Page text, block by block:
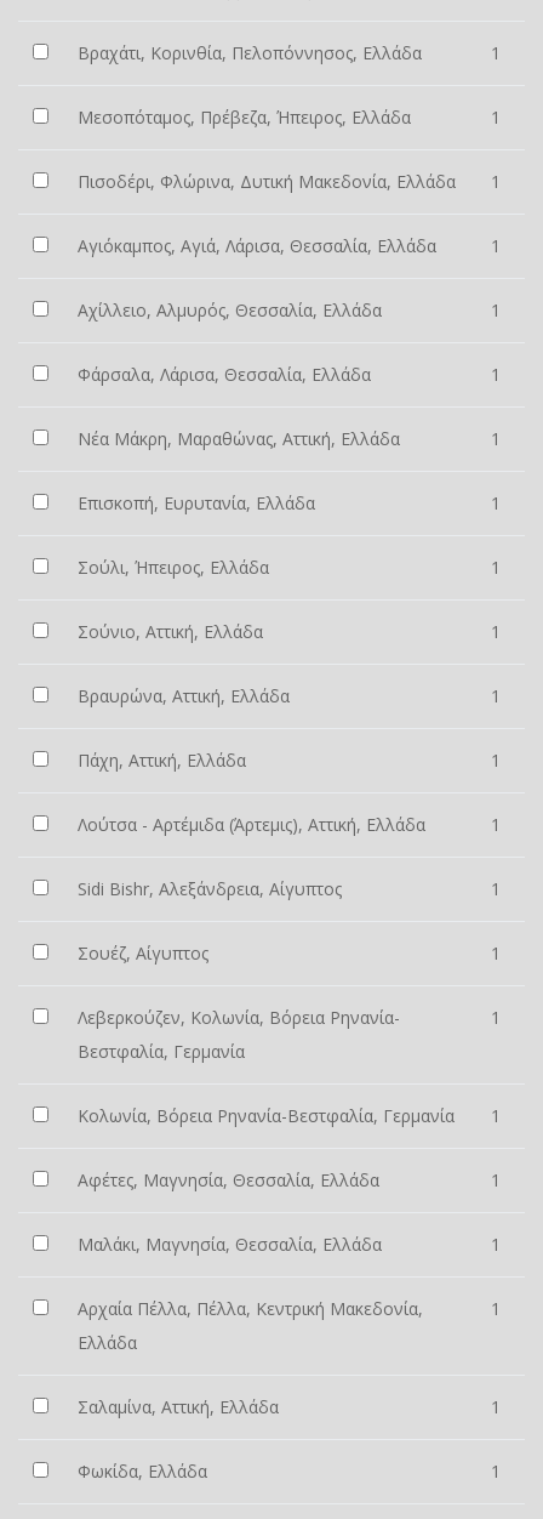
Βραχάτι, Κορινθία, Πελοπόννησος, Ελλάδα 1
Μεσοπόταμος, Πρέβεζα, Ήπειρος, Ελλάδα 1
Πισοδέρι, Φλώρινα, Δυτική Μακεδονία, Ελλάδα 1
Αγιόκαμπος, Αγιά, Λάρισα, Θεσσαλία, Ελλάδα 1
Αχίλλειο, Αλμυρός, Θεσσαλία, Ελλάδα 1
Φάρσαλα, Λάρισα, Θεσσαλία, Ελλάδα 1
Νέα Μάκρη, Μαραθώνας, Αττική, Ελλάδα 1
Επισκοπή, Ευρυτανία, Ελλάδα 1
Σούλι, Ήπειρος, Ελλάδα 1
Σούνιο, Αττική, Ελλάδα 1
Βραυρώνα, Αττική, Ελλάδα 1
Πάχη, Αττική, Ελλάδα 1
Λούτσα - Αρτέμιδα (Άρτεμις), Αττική, Ελλάδα 1
Sidi Bishr, Αλεξάνδρεια, Αίγυπτος 1
Σουέζ, Αίγυπτος 1
Λεβερκούζεν, Κολωνία, Βόρεια Ρηνανία-
Βεστφαλία, Γερμανία
1
Κολωνία, Βόρεια Ρηνανία-Βεστφαλία, Γερμανία 1
Αφέτες, Μαγνησία, Θεσσαλία, Ελλάδα 1
Μαλάκι, Μαγνησία, Θεσσαλία, Ελλάδα 1
Αρχαία Πέλλα, Πέλλα, Κεντρική Μακεδονία,
Ελλάδα
1
Σαλαμίνα, Αττική, Ελλάδα 1
Φωκίδα, Ελλάδα 1